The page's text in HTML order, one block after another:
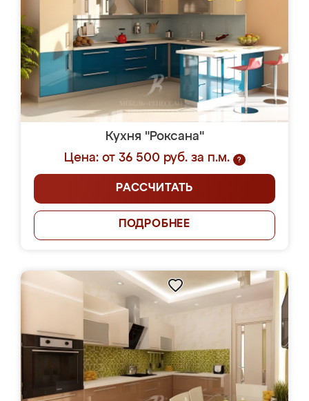
Кухня "Роксана"
Цена: от 36 500 руб. за п.м.
?
РАССЧИТАТЬ
ПОДРОБНЕЕ